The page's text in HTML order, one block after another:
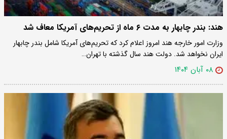
هند: بندر چابهار به مدت ۶ ماه از تحریم‌های آمریکا معاف شد
وزارت امور خارجه هند امروز اعلام کرد که تحریم‌های آمریکا شامل بندر چابهار
ایران نخواهد شد. دولت هند سال گذشته با تهران…
۰۸ آبان ۱۴۰۴